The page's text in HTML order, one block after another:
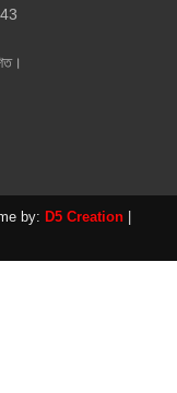
by: D5 Creation